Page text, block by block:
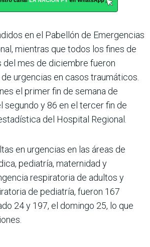
en el Pabellón de Emergencias
mientras que todos los fines de
del mes de diciembre fueron
urgencias en casos traumáticos.
el primer fin de semana de
segundo y 86 en el tercer fin de
del Hospital Regional.
en urgencias en las áreas de
pediatría, maternidad y
respiratoria de adultos y
de pediatría, fueron 167
24 y 197, el domingo 25, lo que